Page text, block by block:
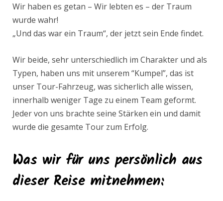
Wir haben es getan – Wir lebten es – der Traum
wurde wahr!
„Und das war ein Traum“, der jetzt sein Ende findet.
Wir beide, sehr unterschiedlich im Charakter und als
Typen, haben uns mit unserem “Kumpel”, das ist
unser Tour-Fahrzeug, was sicherlich alle wissen,
innerhalb weniger Tage zu einem Team geformt.
Jeder von uns brachte seine Stärken ein und damit
wurde die gesamte Tour zum Erfolg.
Was wir für uns persönlich aus
dieser Reise mitnehmen: